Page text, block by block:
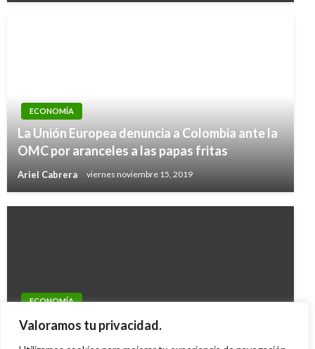
Valoramos tu privacidad.
ECONOMÍA
La Unión Europea denuncia a Colombia ante la
OMC por aranceles a las papas fritas
Ariel Cabrera viernes noviembre 15, 2019
ECONOMÍA
Cuatro medidas del Gobierno del Cambio para